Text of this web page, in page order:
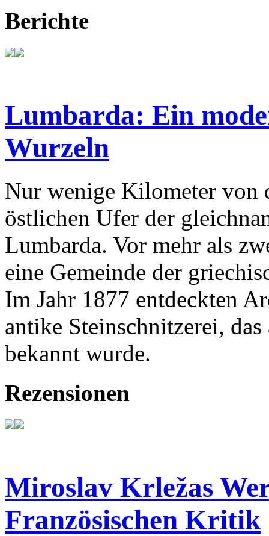
Berichte
Lumbarda: Ein
Wurzeln
Nur wenige Kilometer von
östlichen Ufer der
Lumbarda. Vor mehr als
eine Gemeinde der
Im Jahr 1877 entdeckten
antike Steinschnitzerei,
bekannt wurde.
Rezensionen
Miroslav Krležas
Französischen Kritik